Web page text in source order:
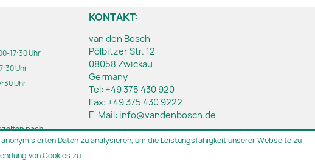
17:30 Uhr
Uhr
Uhr
nach
Geschäft.
KONTAKT:
van den Bosch
Pölbitzer Str. 12
08058 Zwickau
Germany
Tel: +49 375 430 920
Fax: +49 375 430 9222
E-Mail: info@vandenbosch.de
Daten zu analysieren, um die Leistungsfähigkeit unserer Webseite zu
von Cookies zu.